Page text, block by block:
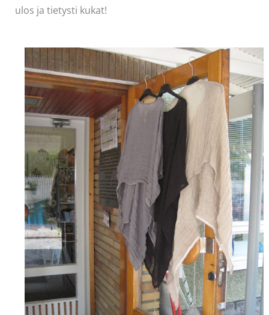
ulos ja tietysti kukat!